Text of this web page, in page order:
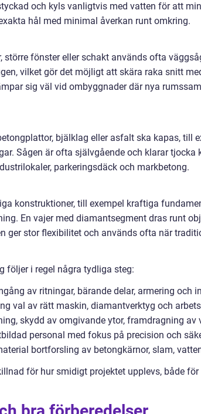
och kyls vanligtvis med vatten för att
hål med minimal åverkan runt omkring.
större fönster eller schakt används ofta
vilket gör det möjligt att skära raka snitt
sig väl vid ombyggnader där nya
bjälklag eller asfalt ska kapas, till
Sågen är ofta självgående och klarar tjocka
parkeringsdäck och markbetong.
konstruktioner, till exempel kraftiga
En vajer med diamantsegment dras runt
ger stor flexibilitet och används ofta när
följer i regel några tydliga steg:
av ritningar, bärande delar, armering och
val av rätt maskin, diamantverktyg och
skydd av omgivande ytor, framdragning av
personal med fokus på precision och
bortforsling av betongkärnor, slam,
för hur smidigt projektet upplevs, både